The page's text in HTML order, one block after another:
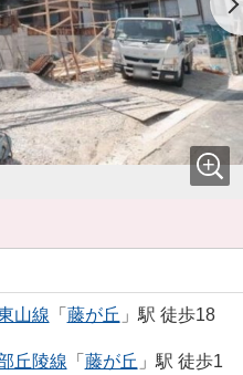
山線 「 藤が丘 」駅 徒歩18
丘陵線 「 藤が丘 」駅 徒歩1